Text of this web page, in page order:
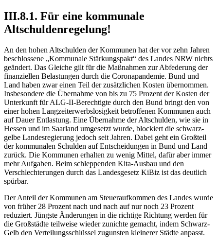
III.8.1. Für eine kommunale
Altschuldenregelung!
An den hohen Altschulden der Kommunen hat der vor zehn Jahren
beschlossene „Kommunale Stärkungspakt“ des Landes NRW nichts
geändert. Das Gleiche gilt für die Maßnahmen zur Abfederung der
finanziellen Belastungen durch die Coronapandemie. Bund und
Land haben zwar einen Teil der zusätzlichen Kosten übernommen.
Insbesondere die Übernahme von bis zu 75 Prozent der Kosten der
Unterkunft für ALG-II-Berechtigte durch den Bund bringt den von
einer hohen Langzeiterwerbslosigkeit betroffenen Kommunen auch
auf Dauer Entlastung. Eine Übernahme der Altschulden, wie sie in
Hessen und im Saarland umgesetzt wurde, blockiert die schwarz-
gelbe Landesregierung jedoch seit Jahren. Dabei geht ein Großteil
der kommunalen Schulden auf Entscheidungen in Bund und Land
zurück. Die Kommunen erhalten zu wenig Mittel, dafür aber immer
mehr Aufgaben. Beim schleppenden Kita-Ausbau und den
Verschlechterungen durch das Landesgesetz KiBiz ist das deutlich
spürbar.
Der Anteil der Kommunen am Steueraufkommen des Landes wurde
von früher 28 Prozent nach und nach auf nur noch 23 Prozent
reduziert. Jüngste Änderungen in die richtige Richtung werden für
die Großstädte teilweise wieder zunichte gemacht, indem Schwarz-
Gelb den Verteilungsschlüssel zugunsten kleinerer Städte anpasst.